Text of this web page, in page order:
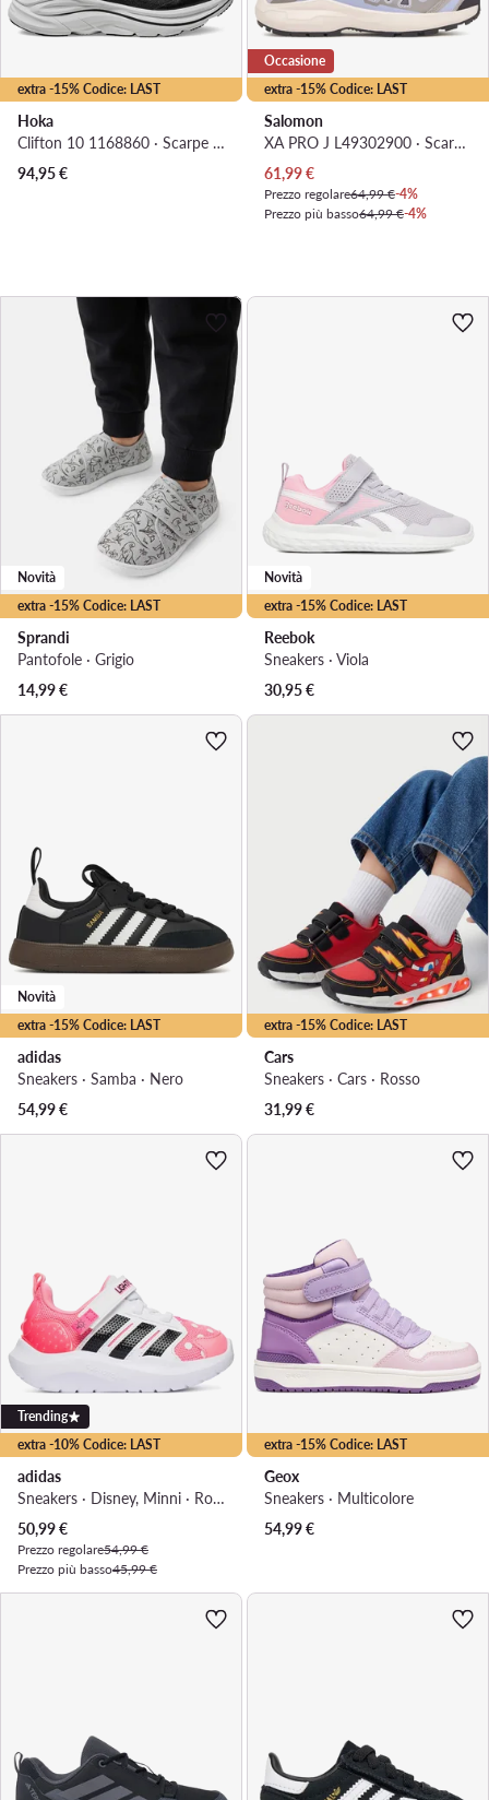
extra -15% Codice: LAST
Hoka
Clifton 10 1168860 · Scarpe running
94,95€
extra -15% Codice: LAST
Occasione
Salomon
XA PRO J L49302900 · Scarpe running
Prezzo attuale
61,99€
Prezzo regolare64,99 €-4%
Prezzo più basso64,99 €-4%
extra -15% Codice: LAST
Novità
Sprandi
Pantofole · Grigio
14,99€
extra -15% Codice: LAST
Novità
Reebok
Sneakers · Viola
30,95€
extra -15% Codice: LAST
Novità
adidas
Sneakers · Samba · Nero
54,99€
extra -15% Codice: LAST
Cars
Sneakers · Cars · Rosso
31,99€
extra -10% Codice: LAST
Trending
adidas
Sneakers · Disney, Minni · Rosa
Prezzo attuale
50,99€
Prezzo regolare54,99 €
Prezzo più basso45,99 €
extra -15% Codice: LAST
Geox
Sneakers · Multicolore
54,99€